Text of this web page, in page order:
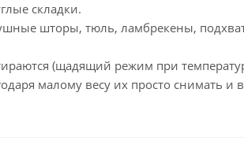
складки.
шторы, тюль, ламбрекены,
(щадящий режим при
малому весу их просто снимать и